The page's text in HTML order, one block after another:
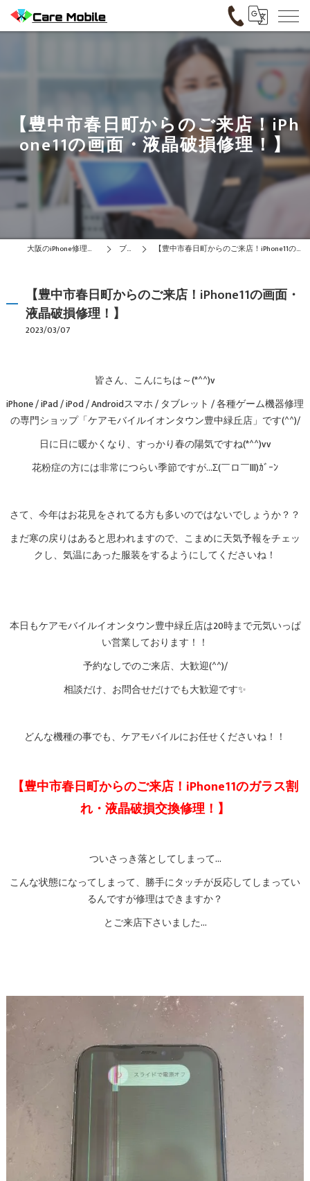
【豊中市春日町からのご来店！iPh
one11の画面・液晶破損修理！】
大阪のiPhone修理はCare Mobile ブログ 【豊中市春日町からのご来店！iPhone11の画面・液晶破損修理！】
【豊中市春日町からのご来店！iPhone11の画面・
液晶破損修理！】
2023/03/07
皆さん、こんにちは～(*^^)v
iPhone / iPad / iPod / Androidスマホ / タブレット / 各種ゲーム機器修理
の専門ショップ「ケアモバイルイオンタウン豊中緑丘店」です(^^)/
日に日に暖かくなり、すっかり春の陽気ですね(*^^)vv
花粉症の方には非常につらい季節ですが…Σ(￣ロ￣lll)ｶﾞｰﾝ
さて、今年はお花見をされてる方も多いのではないでしょうか？？
まだ寒の戻りはあると思われますので、こまめに天気予報をチェッ
クし、気温にあった服装をするようにしてくださいね！
本日もケアモバイルイオンタウン豊中緑丘店は20時まで元気いっぱ
い営業しております！！
予約なしでのご来店、大歓迎(^^)/
相談だけ、お問合せだけでも大歓迎です✨
どんな機種の事でも、ケアモバイルにお任せくださいね！！
【豊中市春日町からのご来店！iPhone11のガラス割
れ・液晶破損交換修理！】
ついさっき落としてしまって…
こんな状態になってしまって、勝手にタッチが反応してしまってい
るんですが修理はできますか？
とご来店下さいました…